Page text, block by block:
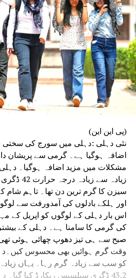
(پی این این)
نئی دہلی :دہلی میں سورج کی
اضافہ ہوگیا ہے۔ گرمی سے پریشان
مشکلات میں مزید اضافہ ہوگیا۔
زیادہ سے
سیزن کا گرم ترین دن تھا۔ تاہم شام
اور ہلکے بادلوں کی آمدورفت سے
اس بار دہلی کے لوگوں کو اپریل کے
کی گرمی کا سامنا ہے۔ دہلی کے
صبح سے ہی تیز دھوپ چھائی ہوئی
وقت گرم ہوائیں بھی محسوس
کو سب سے زیادہ گرم رہا۔ یہاں
43.2 ڈگری سیلسیس ریکارڈ کیا